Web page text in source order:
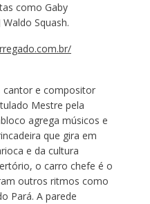
como Gaby
Squash.
cantor e compositor
Mestre pela
agrega músicos e
que gira em
e da cultura
o carro chefe é o
outros ritmos como
Pará. A parede